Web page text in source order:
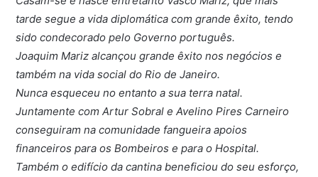
tarde segue a vida diplomática com grande êxito, tendo
sido condecorado pelo Governo português.
Joaquim Mariz alcançou grande êxito nos negócios e
também na vida social do Rio de Janeiro.
Nunca esqueceu no entanto a sua terra natal.
Juntamente com Artur Sobral e Avelino Pires Carneiro
conseguiram na comunidade fangueira apoios
financeiros para os Bombeiros e para o Hospital.
Também o edifício da cantina beneficiou do seu esforço,